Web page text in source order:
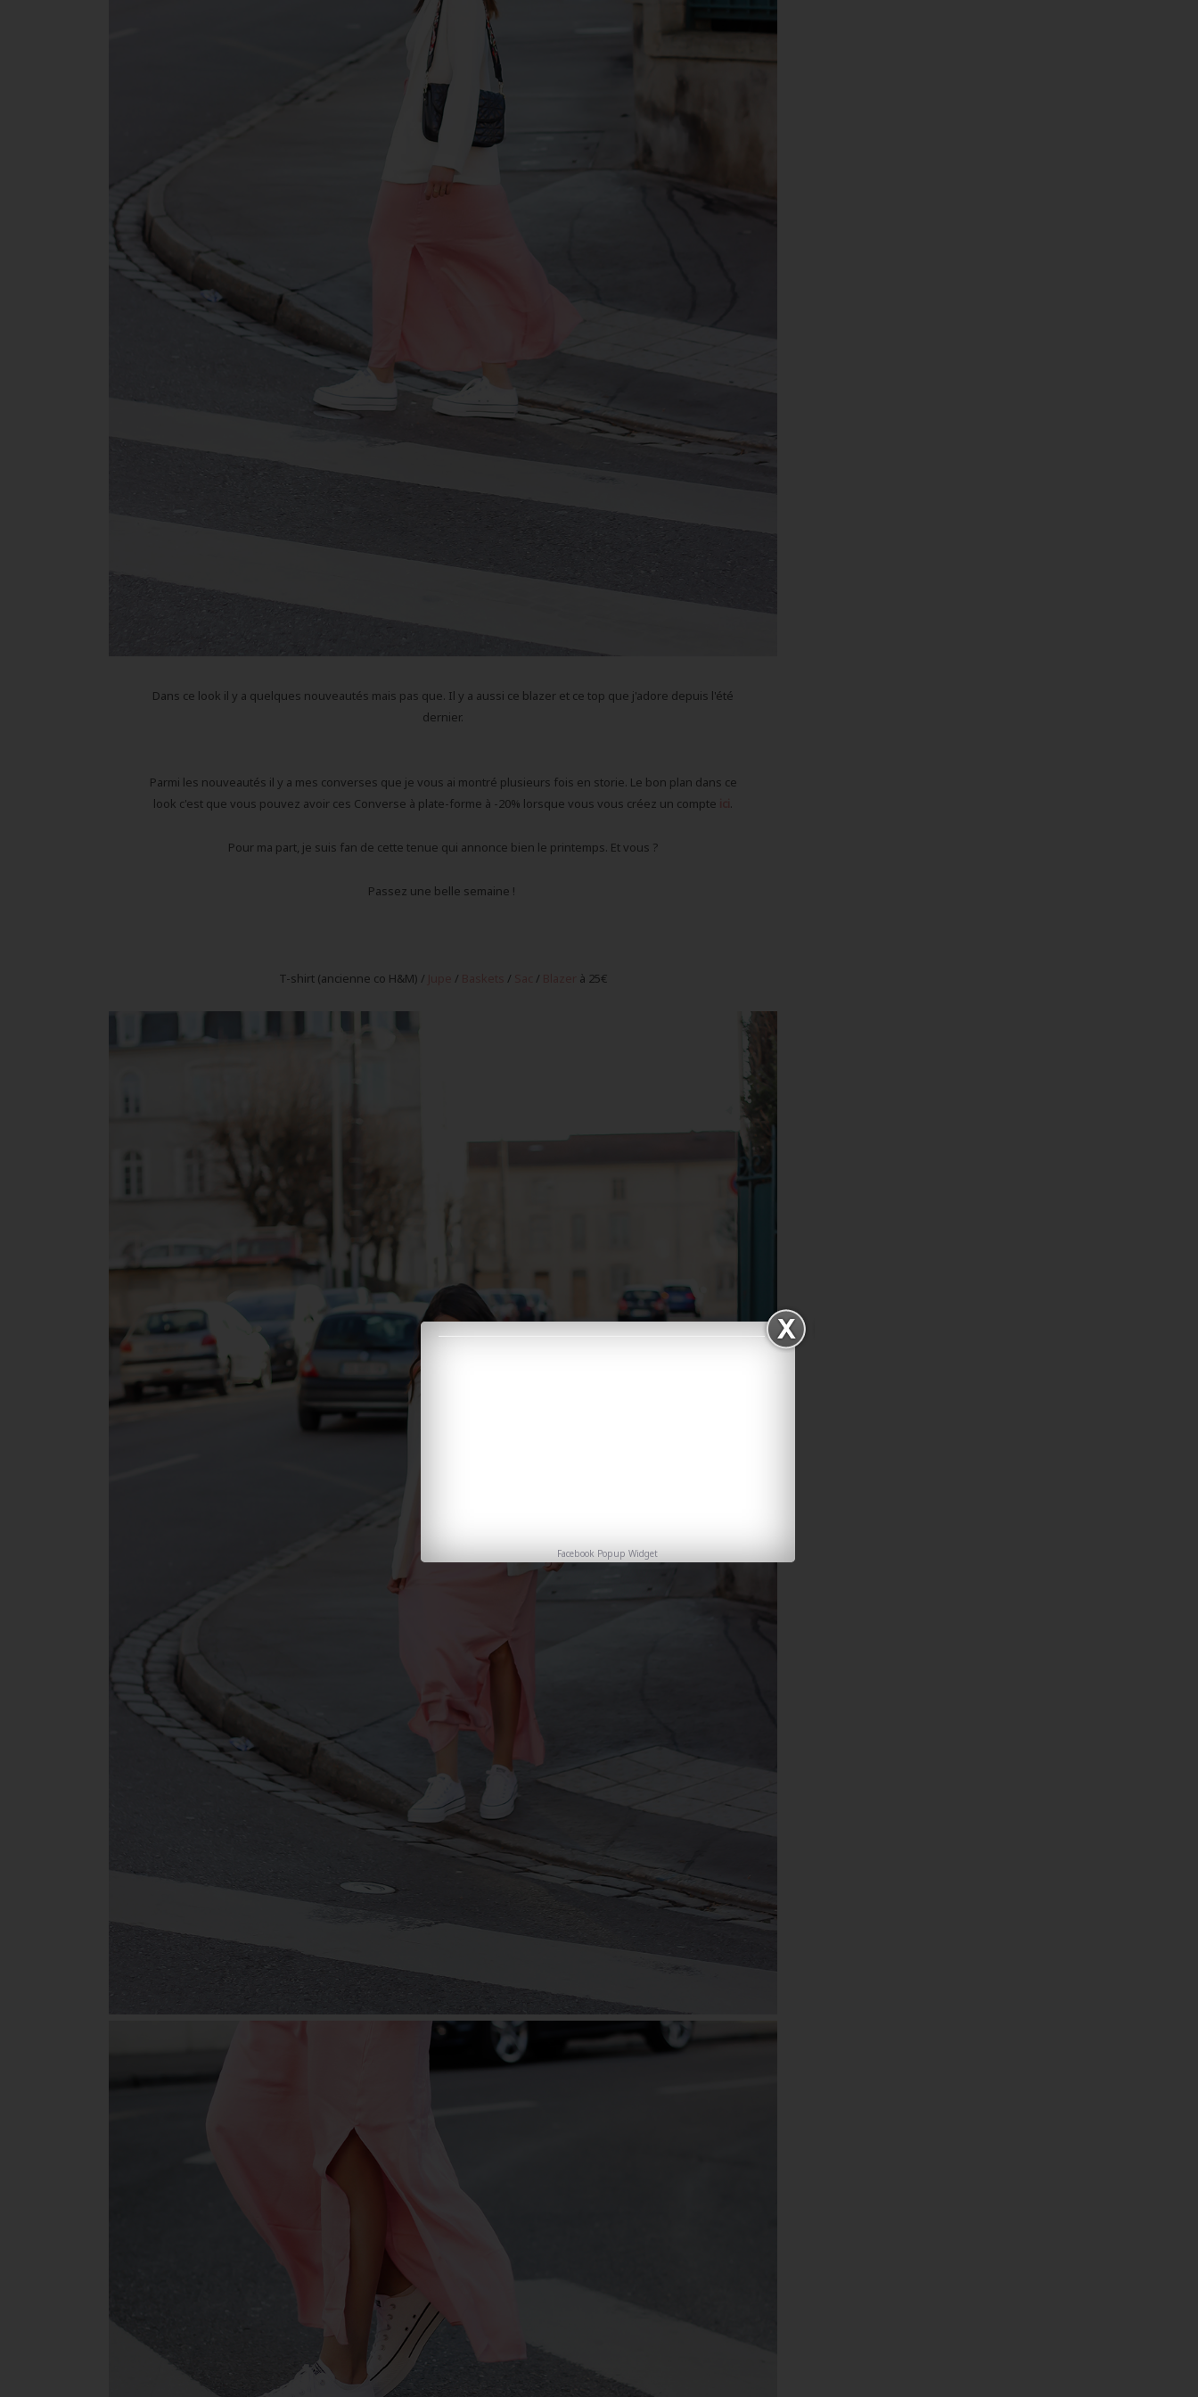
Dans ce look il y a quelques nouveautés mais pas que. Il y a aussi ce blazer et ce top que j'adore depuis l'été
dernier.
Parmi les nouveautés il y a mes converses que je vous ai montré plusieurs fois en storie. Le bon plan dans ce
look c'est que vous pouvez avoir ces Converse à plate-forme à -20% lorsque vous vous créez un compte
.
Pour ma part, je suis fan de cette tenue qui annonce bien le printemps. Et vous ?
Passez une belle semaine !
T-shirt (ancienne co H&M) / / / / à 25€
Facebook Popup Widget